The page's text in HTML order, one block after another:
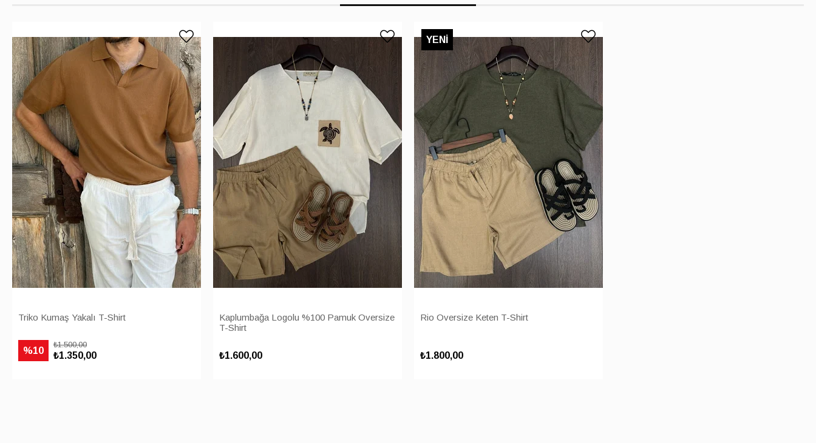
Triko Kumaş Yakalı T-Shirt
%10 ₺1.350,00
₺1.500,00
Kaplumbağa Logolu %100 Pamuk Oversize
T-Shirt
₺1.600,00
Rio Oversize Keten T-Shirt
₺1.800,00
YENI
ÜRÜN